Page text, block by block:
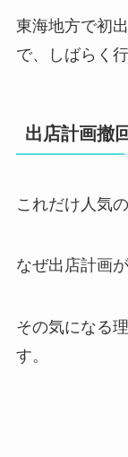
東海地方で初
で、しばらく
出店計画撤
これだけ人気
なぜ出店計画
その気になる
す。